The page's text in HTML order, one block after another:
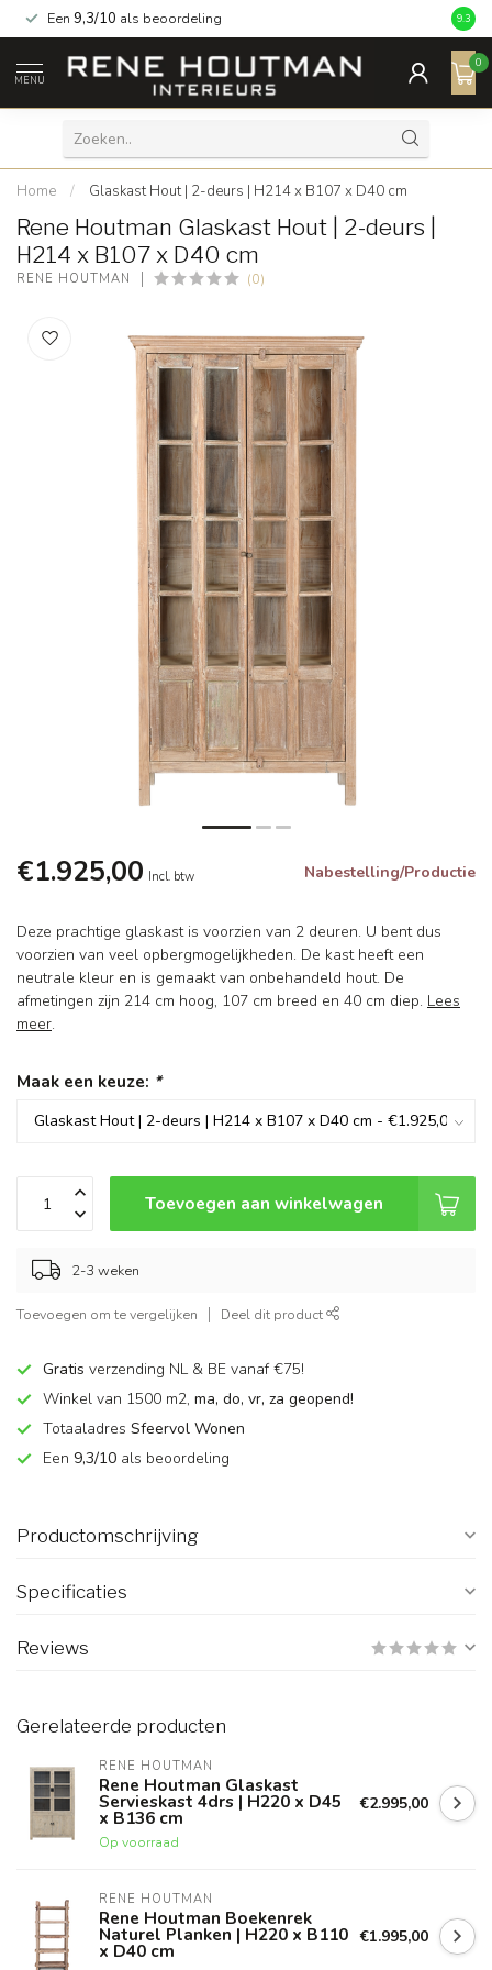
Een 9,3/10 als beoordeling 9.3
MENU
0
Home / Glaskast Hout | 2-deurs | H214 x B107 x D40 cm
Rene Houtman Glaskast Hout | 2-deurs |
H214 x B107 x D40 cm
RENE HOUTMAN (0)
€1.925,00 Incl. btw Nabestelling/Productie
Deze prachtige glaskast is voorzien van 2 deuren. U bent dus
voorzien van veel opbergmogelijkheden. De kast heeft een
neutrale kleur en is gemaakt van onbehandeld hout. De
afmetingen zijn 214 cm hoog, 107 cm breed en 40 cm diep. Lees
meer.
Maak een keuze: *
Toevoegen aan winkelwagen
2-3 weken
Toevoegen om te vergelijken Deel dit product
Gratis verzending NL & BE vanaf €75!
Winkel van 1500 m2, ma, do, vr, za geopend!
Totaaladres Sfeervol Wonen
Een 9,3/10 als beoordeling
Productomschrijving
Specificaties
Reviews
Gerelateerde producten
RENE HOUTMAN
Rene Houtman Glaskast
Servieskast 4drs | H220 x D45
x B136 cm
Op voorraad
€2.995,00
RENE HOUTMAN
Rene Houtman Boekenrek
Naturel Planken | H220 x B110
x D40 cm
€1.995,00